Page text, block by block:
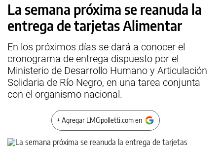
La semana próxima se reanuda la
entrega de tarjetas Alimentar
En los próximos días se dará a conocer el
cronograma de entrega dispuesto por el
Ministerio de Desarrollo Humano y Articulación
Solidaria de Río Negro, en una tarea conjunta
con el organismo nacional.
+ Agregar LMCipolletti.com en